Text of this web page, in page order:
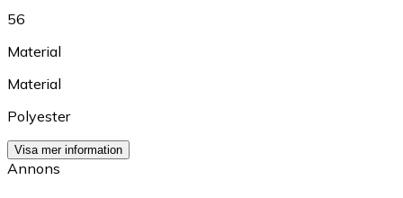
56
Material
Material
Polyester
Visa mer information
Annons